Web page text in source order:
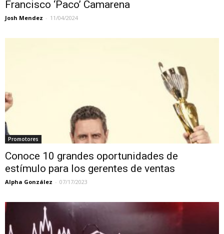
Francisco ‘Paco’ Camarena
Josh Mendez - 11/04/2024
Promotores
Conoce 10 grandes oportunidades de
estímulo para los gerentes de ventas
Alpha González - 07/17/2023